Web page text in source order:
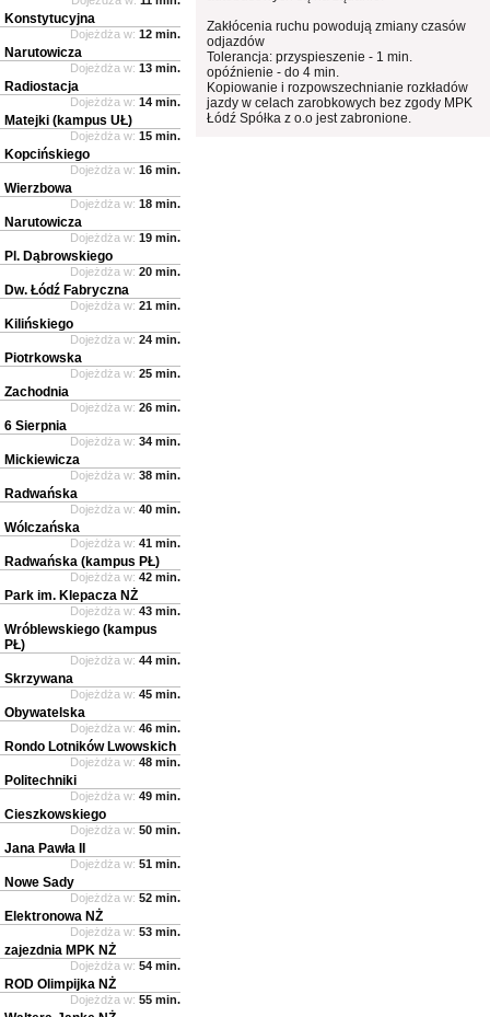
Zakłócenia ruchu powodują zmiany czasów
odjazdów
Tolerancja: przyspieszenie - 1 min.
opóźnienie - do 4 min.
Kopiowanie i rozpowszechnianie rozkładów
jazdy w celach zarobkowych bez zgody MPK
Łódź Spółka z o.o jest zabronione.
Konstytucyjna
Dojeżdża w: 12 min.
Narutowicza
Dojeżdża w: 13 min.
Radiostacja
Dojeżdża w: 14 min.
Matejki (kampus UŁ)
Dojeżdża w: 15 min.
Kopcińskiego
Dojeżdża w: 16 min.
Wierzbowa
Dojeżdża w: 18 min.
Narutowicza
Dojeżdża w: 19 min.
Pl. Dąbrowskiego
Dojeżdża w: 20 min.
Dw. Łódź Fabryczna
Dojeżdża w: 21 min.
Kilińskiego
Dojeżdża w: 24 min.
Piotrkowska
Dojeżdża w: 25 min.
Zachodnia
Dojeżdża w: 26 min.
6 Sierpnia
Dojeżdża w: 34 min.
Mickiewicza
Dojeżdża w: 38 min.
Radwańska
Dojeżdża w: 40 min.
Wólczańska
Dojeżdża w: 41 min.
Radwańska (kampus PŁ)
Dojeżdża w: 42 min.
Park im. Klepacza NŻ
Dojeżdża w: 43 min.
Wróblewskiego (kampus
PŁ)
Dojeżdża w: 44 min.
Skrzywana
Dojeżdża w: 45 min.
Obywatelska
Dojeżdża w: 46 min.
Rondo Lotników Lwowskich
Dojeżdża w: 48 min.
Politechniki
Dojeżdża w: 49 min.
Cieszkowskiego
Dojeżdża w: 50 min.
Jana Pawła II
Dojeżdża w: 51 min.
Nowe Sady
Dojeżdża w: 52 min.
Elektronowa NŻ
Dojeżdża w: 53 min.
zajezdnia MPK NŻ
Dojeżdża w: 54 min.
ROD Olimpijka NŻ
Dojeżdża w: 55 min.